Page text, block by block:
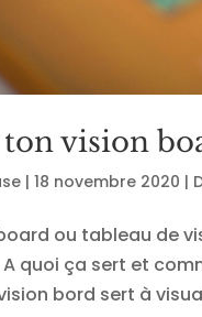
vision
|18 novembre 2020 |
ou tableau de
quoi ça sert et
bord sert à